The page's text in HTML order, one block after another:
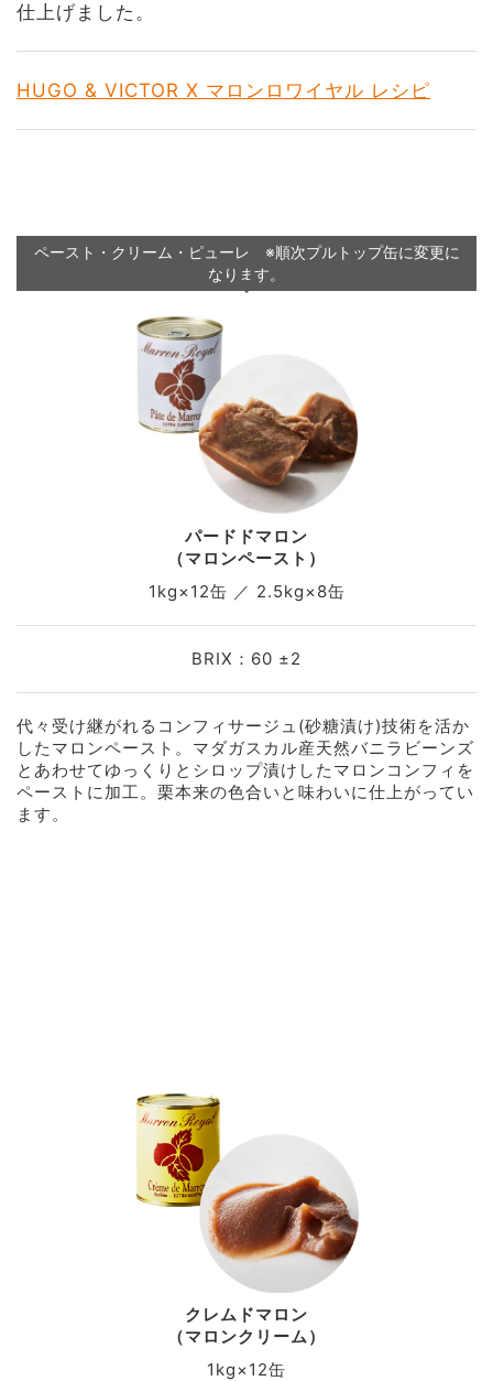
仕上げました。
HUGO & VICTOR X マロンロワイヤル レシピ
ペースト・クリーム・ピューレ ※順次プルトップ缶に変更に
なります。
パードドマロン
（マロンペースト）
1kg×12缶 ／ 2.5kg×8缶
BRIX：60 ±2
代々受け継がれるコンフィサージュ(砂糖漬け)技術を活か
したマロンペースト。マダガスカル産天然バニラビーンズ
とあわせてゆっくりとシロップ漬けしたマロンコンフィを
ペーストに加工。栗本来の色合いと味わいに仕上がってい
ます。
クレムドマロン
（マロンクリーム）
1kg×12缶